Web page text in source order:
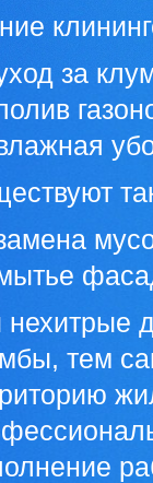
за
нехитрые
тем